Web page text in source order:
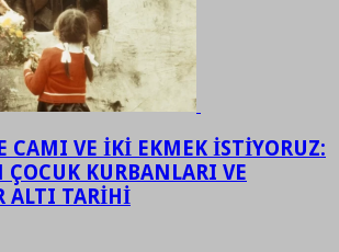
CAMI VE İKİ EKMEK İSTİYORUZ:
KURBANLARI VE
ALTI TARİHİ